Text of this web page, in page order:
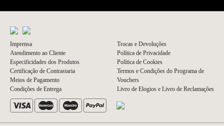
Imprensa
Atendimento ao Cliente
Especificidades dos Produtos
Certificação de Contrastaria
Meios de Pagamento
Condições de Entrega
Trocas e Devoluções
Política de Privacidade
Política de Cookies
Termos e Condições do Programa de
Vouchers
Livro de Elogios e Livro de Reclamações